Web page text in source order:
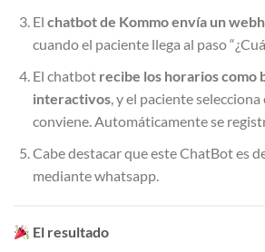
El chatbot de Kommo envía un
cuando el paciente llega al paso
El chatbot recibe los horarios como
interactivos, y el paciente selecciona
conviene. Automáticamente se
Cabe destacar que este ChatBot es
mediante whatsapp.
El resultado